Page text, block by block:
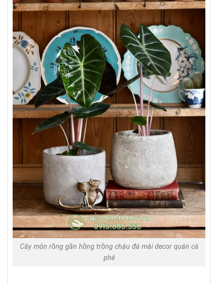
Cây môn rồng gần hồng trồng chậu đá mài decor quán cà
phê